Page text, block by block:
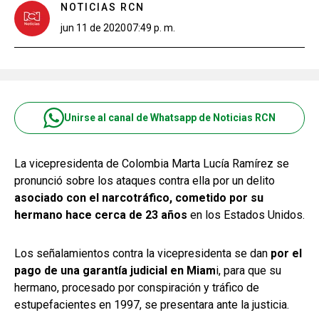
NOTICIAS RCN
jun 11 de 202007:49 p. m.
Unirse al canal de Whatsapp de Noticias RCN
La vicepresidenta de Colombia Marta Lucía Ramírez se
pronunció sobre los ataques contra ella por un delito
asociado con el narcotráfico, cometido por su
hermano hace cerca de 23 años en los Estados Unidos.
Los señalamientos contra la vicepresidenta se dan por el
pago de una garantía judicial en Miami, para que su
hermano, procesado por conspiración y tráfico de
estupefacientes en 1997, se presentara ante la justicia.